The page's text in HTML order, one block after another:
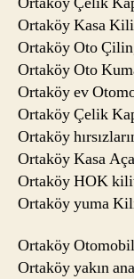
Ortaköy Kasa
Ortaköy Oto
Ortaköy Oto
Ortaköy ev
Ortaköy Çelik
Ortaköy
Ortaköy Kasa
Ortaköy HOK
Ortaköy yuma
Ortaköy
Ortaköy yakın